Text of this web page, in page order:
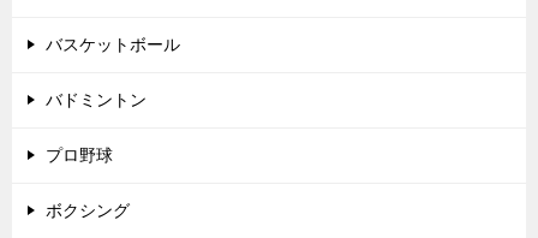
バスケットボール
バドミントン
プロ野球
ボクシング